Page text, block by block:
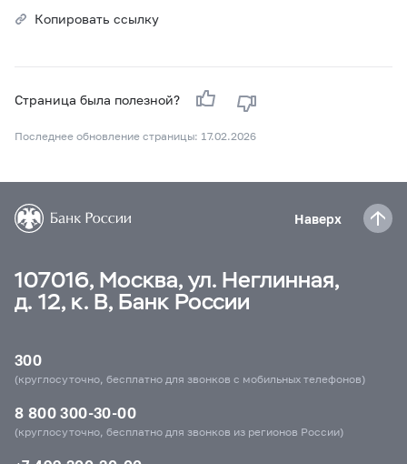
Копировать ссылку
Страница была полезной?
Последнее обновление страницы: 17.02.2026
Наверх
107016, Москва, ул. Неглинная,
д. 12, к. В, Банк России
300
(круглосуточно, бесплатно для звонков с мобильных телефонов)
8 800 300-30-00
(круглосуточно, бесплатно для звонков из регионов России)